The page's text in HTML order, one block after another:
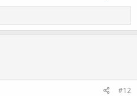
#12